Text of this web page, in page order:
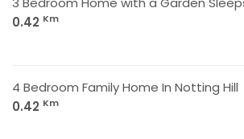
0.42 Km
4 Bedroom Family Home In Notting Hill
0.42 Km